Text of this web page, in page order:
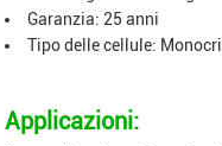
Garanzia: 25 anni
Tipo delle cellule:
Applicazioni: